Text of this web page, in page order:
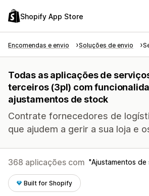
Shopify App Store
Encomendas e envio Soluções de envio
Todas as aplicações de
terceiros (3pl) com
ajustamentos de stock
Contrate fornecedores de
que ajudem a gerir a sua loja e
368 aplicações com Ajustamentos de
Built for Shopify